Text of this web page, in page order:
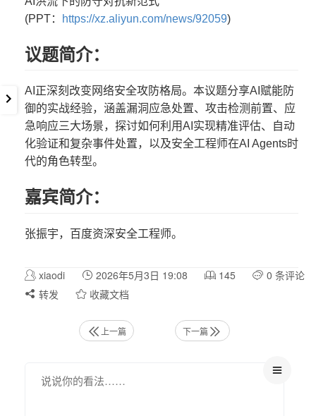
(PPT：
https://xz.aliyun.com/news/92059)
议题简介：
AI正深刻改变网络安全攻防格局。本议题分享AI赋能防
御的实战经验，涵盖漏洞应急处置、攻击检测前置、应
急响应三大场景，探讨如何利用AI实现精准评估、自动
化验证和复杂事件处置，以及安全工程师在AI Agents时
代的角色转型。
嘉宾简介：
张振宇，百度资深安全工程师。
xiaodi 2026年5月3日 19:08 145
0 条评论
转发
收藏文档
上一篇 下一篇